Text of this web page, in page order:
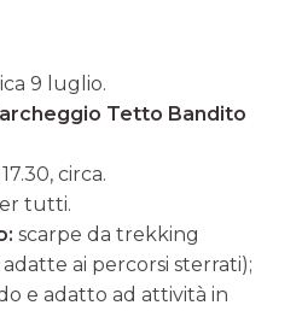
9 luglio.
Tetto Bandito
circa.
tutti.
scarpe da trekking
ai percorsi sterrati);
e adatto ad attività in